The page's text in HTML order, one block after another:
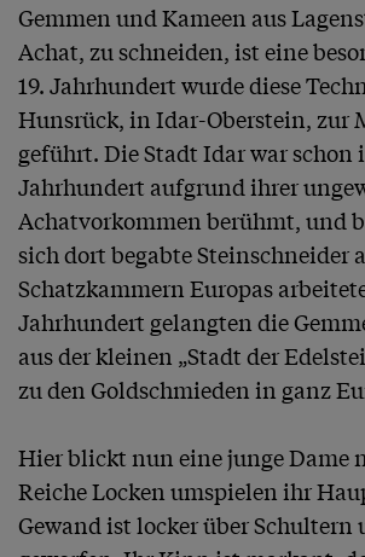
Gemmen und Kameen aus
Achat, zu schneiden, ist eine
19. Jahrhundert wurde diese
Hunsrück, in Idar-Oberstein, zur
geführt. Die Stadt Idar war schon
Jahrhundert aufgrund ihrer
Achatvorkommen berühmt, und
sich dort begabte Steinschneider
Schatzkammern Europas
Jahrhundert gelangten die
aus der kleinen „Stadt der
zu den Goldschmieden in ganz
Hier blickt nun eine junge Dame
Reiche Locken umspielen ihr
Gewand ist locker über Schultern